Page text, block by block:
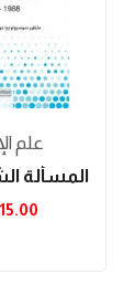
علم
15.00 د.ت.‏